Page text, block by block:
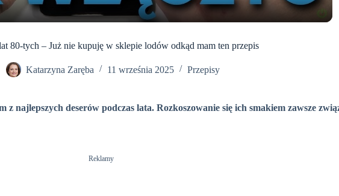
y
V
e
80-tych – Już nie kupuję w sklepie lodów odkąd mam ten przepis
Katarzyna Zaręba 11 września 2025 Przepisy
najlepszych deserów podczas lata. Rozkoszowanie się ich smakiem zawsze
Reklamy